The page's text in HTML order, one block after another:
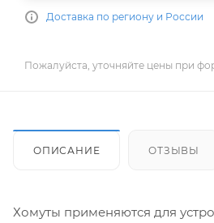
Доставка по региону и России
Пожалуйста, уточняйте цены при
ОПИСАНИЕ ОТЗЫВЫ
Хомуты применяются для